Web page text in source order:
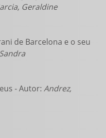
Geraldine
de Barcelona e o seu
- Autor: Andrez,